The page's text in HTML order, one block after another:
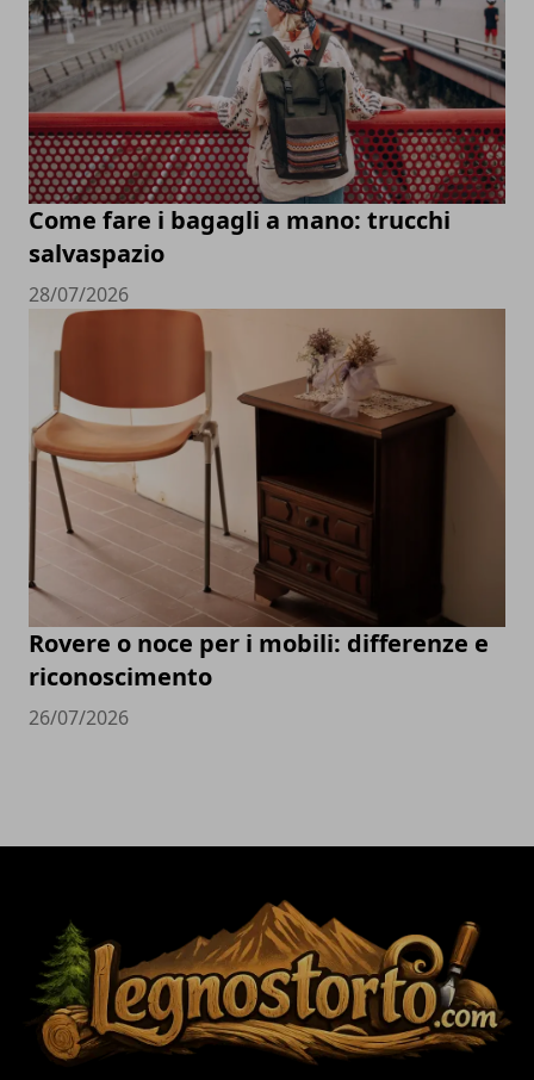
Come fare i bagagli a mano: trucchi
salvaspazio
28/07/2026
Rovere o noce per i mobili: differenze e
riconoscimento
26/07/2026